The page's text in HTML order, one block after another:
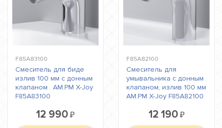
F85A83100
Смеситель для биде
излив 100 мм с донным
клапаном . AM.PM X-Joy
F85A83100
12 990 ₽
F85A82100
Смеситель для
умывальника с донным
клапаном, излив 100 мм
AM.PM X-Joy F85A82100
12 190₽